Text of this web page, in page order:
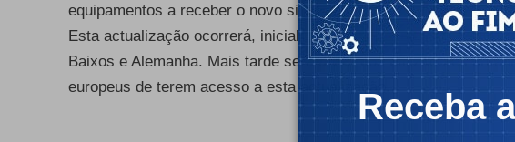
equipamentos a receber o novo sistema operativo.
Esta actualização ocorrerá, inicialmente, em apenas em
Baixos e Alemanha. Mais tarde será a vez dos utilizadores
europeus de terem acesso a esta actualização.
- Publicidade -
Receba